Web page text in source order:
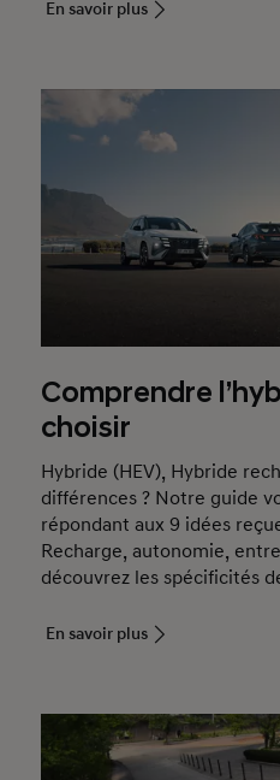
En savoir plus
Comprendre
choisir
Hybride (HEV), Hybride
différences ? Notre guide
répondant aux 9 idées
Recharge, autonomie,
découvrez les spécificités
En savoir plus